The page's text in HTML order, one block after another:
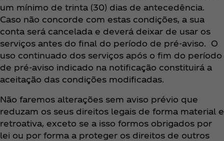
um mínimo de trinta (30) dias de antecedência.
Caso não concorde com estas condições, a sua
conta será cancelada e deverá deixar de usar os
serviços antes do final do período de pré-aviso. O
uso continuado dos serviços após o fim do período
de pré-aviso indicado na notificação constituirá a
aceitação das condições modificadas.
Não faremos alterações sem aviso prévio que
reduzam os seus direitos legais de forma material e
retroativa, exceto se a isso formos obrigados por
lei ou por forma a proteger os direitos de outros